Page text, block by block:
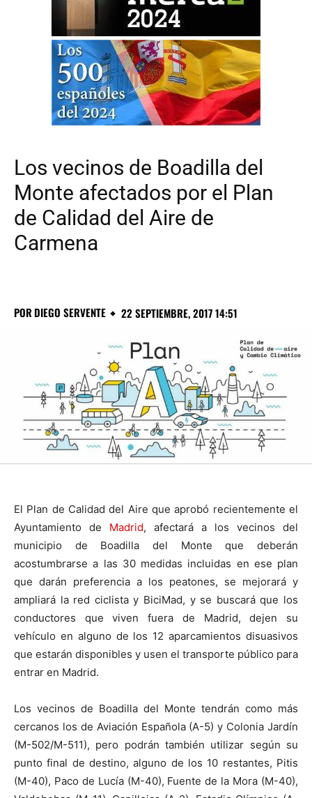
Los vecinos de Boadilla del
Monte afectados por el Plan
de Calidad del Aire de
Carmena
POR DIEGO SERVENTE 22 SEPTIEMBRE, 2017 14:51
El Plan de Calidad del Aire que aprobó recientemente el
Ayuntamiento de Madrid, afectará a los vecinos del
municipio de Boadilla del Monte que deberán
acostumbrarse a las 30 medidas incluidas en ese plan
que darán preferencia a los peatones, se mejorará y
ampliará la red ciclista y BiciMad, y se buscará que los
conductores que viven fuera de Madrid, dejen su
vehículo en alguno de los 12 aparcamientos disuasivos
que estarán disponibles y usen el transporte público para
entrar en Madrid.
Los vecinos de Boadilla del Monte tendrán como más
cercanos los de Aviación Española (A-5) y Colonia Jardín
(M-502/M-511), pero podrán también utilizar según su
punto final de destino, alguno de los 10 restantes, Pitis
(M-40), Paco de Lucía (M-40), Fuente de la Mora (M-40),